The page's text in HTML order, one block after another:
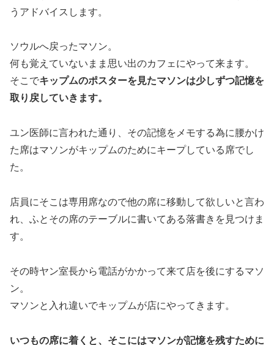
うアドバイスします。
ソウルへ戻ったマソン。
何も覚えていないまま思い出のカフェにやって来ます。
そこでキップムのポスターを見たマソンは少しずつ記憶を
取り戻していきます。
ユン医師に言われた通り、その記憶をメモする為に腰かけ
た席はマソンがキップムのためにキープしている席でし
た。
店員にそこは専用席なので他の席に移動して欲しいと言わ
れ、ふとその席のテーブルに書いてある落書きを見つけま
す。
その時ヤン室長から電話がかかって来て店を後にするマソ
ン。
マソンと入れ違いでキップムが店にやってきます。
いつもの席に着くと、そこにはマソンが記憶を残すために